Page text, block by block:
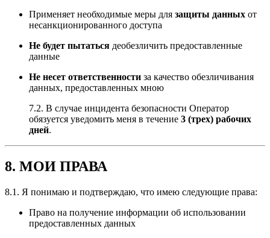
Применяет необходимые меры для защиты данных от
несанкционированного доступа
Не будет пытаться деобезличить предоставленные
данные
Не несет ответственности за качество обезличивания
данных, предоставленных мною
7.2. В случае инцидента безопасности Оператор
обязуется уведомить меня в течение 3 (трех) рабочих
дней.
8. МОИ ПРАВА
8.1. Я понимаю и подтверждаю, что имею следующие права:
Право на получение информации об использовании
предоставленных данных